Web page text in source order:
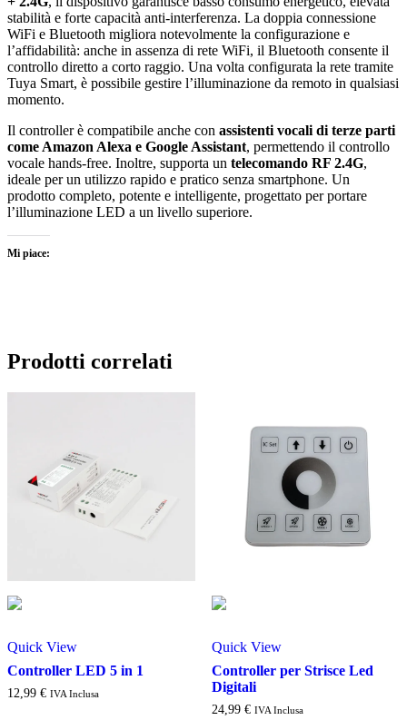
stabilità e forte capacità anti-interferenza. La doppia connessione
WiFi e Bluetooth migliora notevolmente la configurazione e
l’affidabilità: anche in assenza di rete WiFi, il Bluetooth consente il
controllo diretto a corto raggio. Una volta configurata la rete tramite
Tuya Smart, è possibile gestire l’illuminazione da remoto in qualsiasi
momento.
Il controller è compatibile anche con assistenti vocali di terze parti
come Amazon Alexa e Google Assistant, permettendo il controllo
vocale hands-free. Inoltre, supporta un telecomando RF 2.4G,
ideale per un utilizzo rapido e pratico senza smartphone. Un
prodotto completo, potente e intelligente, progettato per portare
l’illuminazione LED a un livello superiore.
Mi piace:
Prodotti correlati
Quick View
Controller LED 5 in 1
12,99 € IVA Inclusa
Quick View
Controller per Strisce Led
Digitali
24,99 € IVA Inclusa